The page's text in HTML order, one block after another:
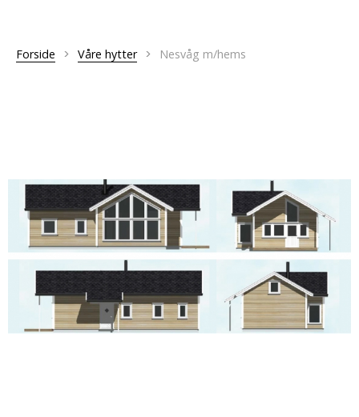
Forside > Våre hytter > Nesvåg m/hems